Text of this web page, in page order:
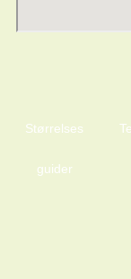
Størrelses
guider